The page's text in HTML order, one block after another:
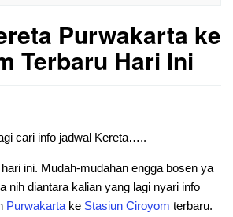
Purwakarta ke
Terbaru Hari Ini
cari info jadwal Kereta…..
ini. Mudah-mudahan engga bosen ya
nih diantara kalian yang lagi nyari info
Purwakarta ke Stasiun Ciroyom terbaru.